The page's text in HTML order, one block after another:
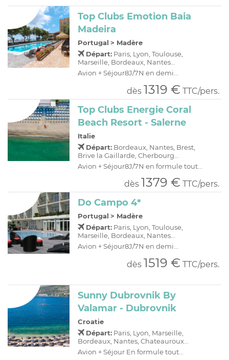
Top Clubs Emotion Baia
Madeira
Portugal > Madère
Départ: Paris, Lyon, Toulouse,
Marseille, Bordeaux, Nantes...
Avion + Séjour8J/7N en demi...
dès 1319 € TTC/pers.
Top Clubs Energie Coral
Beach Resort - Salerne
Italie
Départ: Bordeaux, Nantes, Brest,
Brive la Gaillarde, Cherbourg...
Avion + Séjour8J/7N en formule tout...
dès 1379 € TTC/pers.
Do Campo 4*
Portugal > Madère
Départ: Paris, Lyon, Toulouse,
Marseille, Bordeaux, Nantes...
Avion + Séjour8J/7N en demi...
dès 1519 € TTC/pers.
Sunny Dubrovnik By
Valamar - Dubrovnik
Croatie
Départ: Paris, Lyon, Marseille,
Bordeaux, Nantes, Chateauroux...
Avion + Séjour En formule tout...